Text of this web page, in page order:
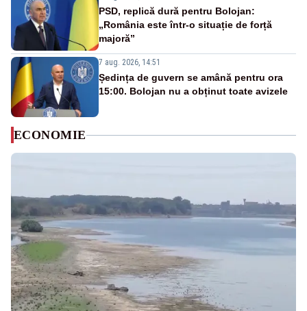
PSD, replică dură pentru Bolojan:
„România este într-o situație de forță
majoră”
7 aug. 2026, 14:51
Ședința de guvern se amână pentru ora
15:00. Bolojan nu a obținut toate avizele
ECONOMIE